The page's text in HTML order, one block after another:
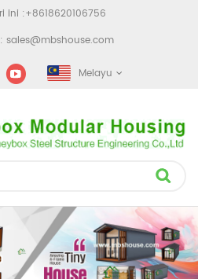
ini :+8618620106756
sales@mbshouse.com
Melayu